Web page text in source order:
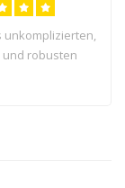
unkomplizierten,
robusten
i300C können